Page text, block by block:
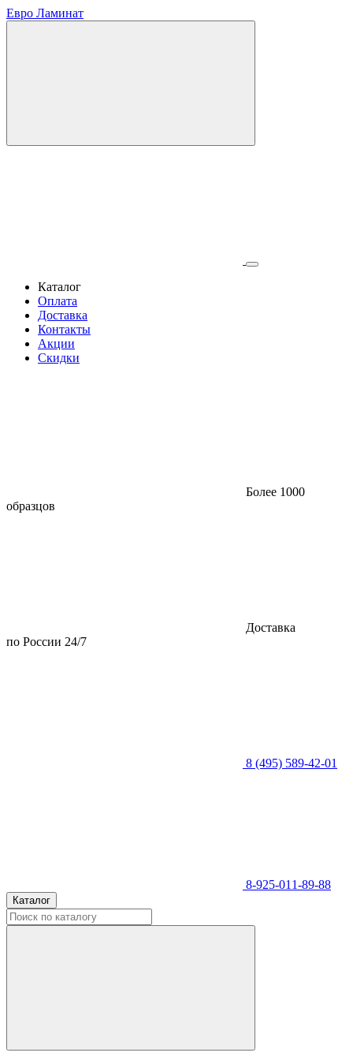
Евро Ламинат
Каталог
Оплата
Доставка
Контакты
Акции
Скидки
Более 1000
образцов
Доставка
по России 24/7
8 (495) 589-42-01
8-925-011-89-88
Каталог